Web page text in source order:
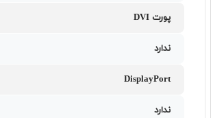
پورت DVI
ندارد
DisplayPort
ندارد